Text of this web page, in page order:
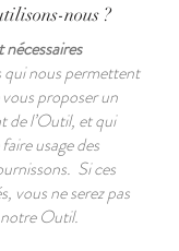
nous ?
qui nous permettent
vous proposer un
de l’Outil, et qui
usage des
Si ces
vous ne serez pas
notre Outil.